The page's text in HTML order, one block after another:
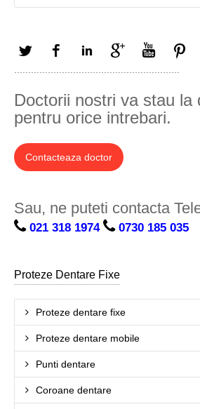
Twitter FacebookLinkedIn Google+ YouTube
Doctorii nostri va stau la
pentru orice intrebari.
Contacteaza doctor
Sau, ne puteti contacta
021 318 1974 0730 185 035
Proteze Dentare Fixe
Proteze dentare fixe
Proteze dentare mobile
Punti dentare
Coroane dentare